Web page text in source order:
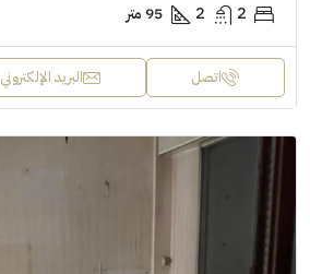
2
2 95 متر
اتصل البريد الإلكتروني